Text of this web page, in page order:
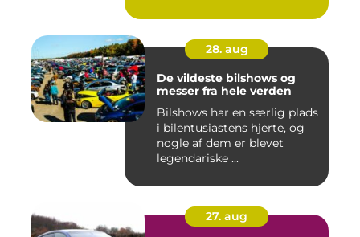
28. aug
De vildeste bilshows og
messer fra hele verden
Bilshows har en særlig plads
i bilentusiastens hjerte, og
nogle af dem er blevet
legendariske ...
27. aug